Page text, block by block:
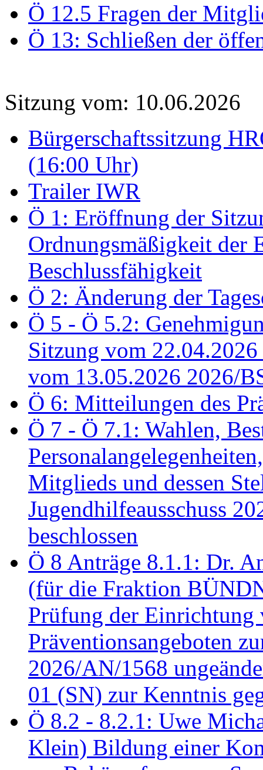
Ö 12.5 Fragen der
Ö 13: Schließen der
Sitzung vom: 10.06.2026
Bürgerschaftssitzung
(16:00 Uhr)
Trailer IWR
Ö 1: Eröffnung der
Ordnungsmäßigkeit der
Beschlussfähigkeit
Ö 2: Änderung der
Ö 5 - Ö 5.2:
Sitzung vom
vom 13.05.2026 2026/
Ö 6: Mitteilungen des
Ö 7 - Ö 7.1: Wahlen,
Mitglieds und dessen
Jugendhilfeausschuss
beschlossen
Ö 8 Anträge 8.1.1: Dr.
(für die Fraktion
Prüfung der Einrichtung
Präventionsangeboten
2026/AN/1568
01 (SN) zur Kenntnis
Ö 8.2 - 8.2.1: Uwe
Klein) Bildung einer